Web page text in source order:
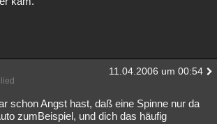
11.04.2006 um 00:54
schon Angst hast, daß eine Spinne nur da
zumBeispiel, und dich das häufig